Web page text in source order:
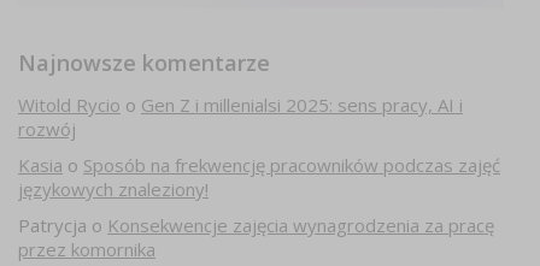
Najnowsze komentarze
Witold Rycio o Gen Z i millenialsi 2025: sens pracy, AI i
rozwój
Kasia o Sposób na frekwencję pracowników podczas zajęć
językowych znaleziony!
Patrycja o Konsekwencje zajęcia wynagrodzenia za pracę
przez komornika